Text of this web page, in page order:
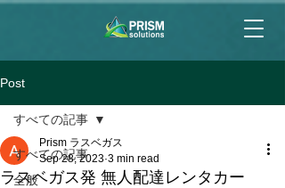
Post
すべての記事
全般
すべての記事
ラスベガス発 無人配達レンタカー
Prism ラスベガス
Sep 28, 2023 3 min read